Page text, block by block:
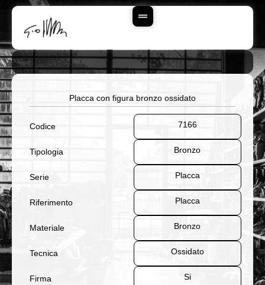
Contenuto
Placca con figura bronzo ossidato
Codice 7166
Tipologia Bronzo
Serie Placca
Riferimento Placca
Materiale Bronzo
Tecnica Ossidato
Firma Si